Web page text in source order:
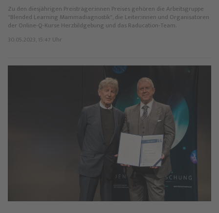
Zu den diesjährigen Preisträger:innen Preises gehören die Arbeitsgruppe
"Blended Learning Mammadiagnostik", die Leiter:innen und Organisatoren
der Online-Q-Kurse Herzbildgebung und das Raducation-Team.
30.05.2023, 15:47 Uhr